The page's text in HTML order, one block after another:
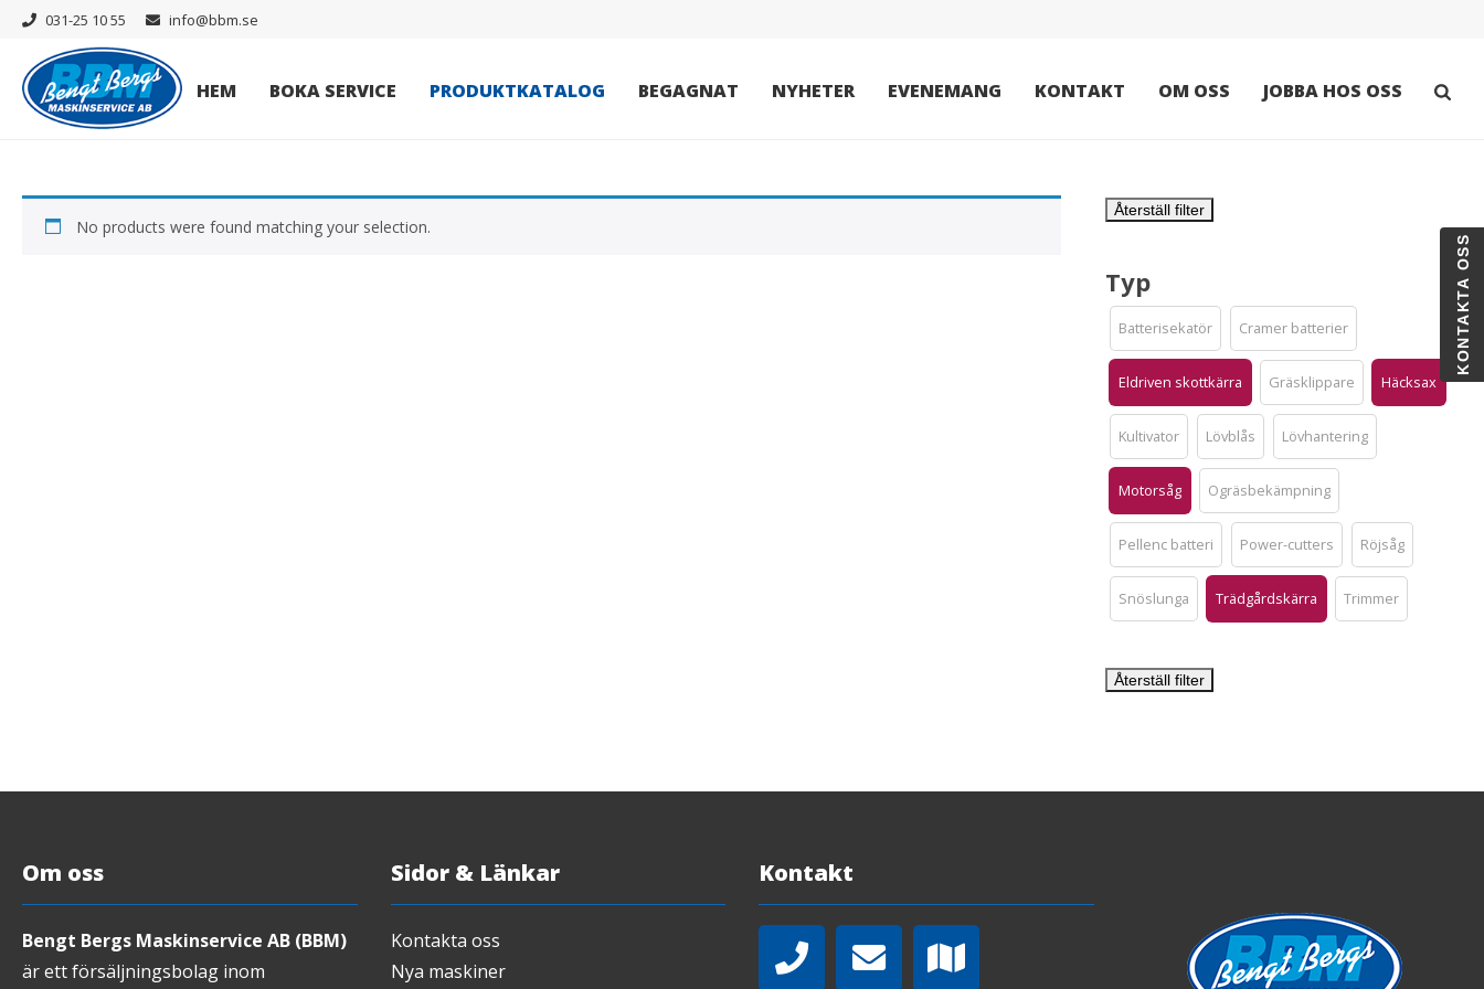
031-25 10 55 info@bbm.se
HEM BOKA SERVICE PRODUKTKATALOG BEGAGNAT NYHETER EVENEMANG KONTAKT OM OSS JOBBA HOS OSS
No products were found matching your selection.
Återställ filter
Typ
Batterisekatör Cramer batterier
Eldriven skottkärra Gräsklippare Häcksax
Kultivator Lövblås Lövhantering
Motorsåg Ogräsbekämpning
Pellenc batteri Power-cutters Röjsåg
Snöslunga Trädgårdskärra Trimmer
Återställ filter
Om oss
Bengt Bergs Maskinservice AB (BBM)
är ett försäljningsbolag inom
Sidor & Länkar
Kontakta oss
Nya maskiner
Kontakt
KONTAKTA OSS